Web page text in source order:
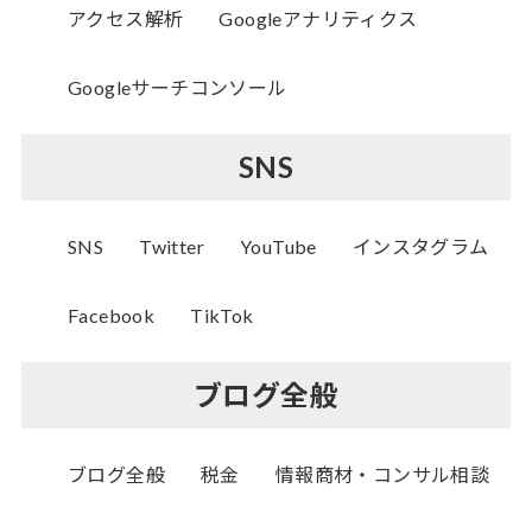
アクセス解析 Googleアナリティクス
Googleサーチコンソール
SNS
SNS Twitter YouTube インスタグラム
Facebook TikTok
ブログ全般
ブログ全般 税金 情報商材・コンサル相談